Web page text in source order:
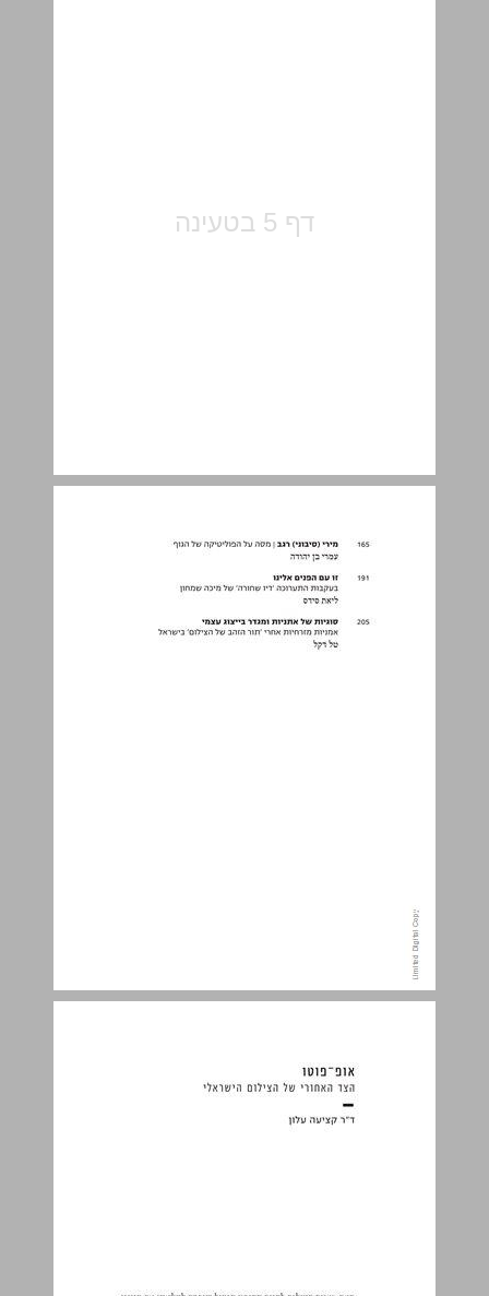
אופ־פוטו ... 7